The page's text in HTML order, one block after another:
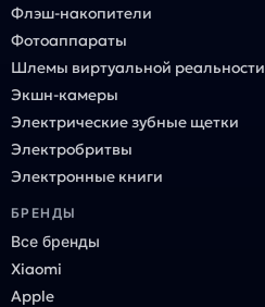
Флэш-накопители
Фотоаппараты
Шлемы виртуальной реальности
Экшн-камеры
Электрические зубные щетки
Электробритвы
Электронные книги
БРЕНДЫ
Все бренды
Xiaomi
Apple